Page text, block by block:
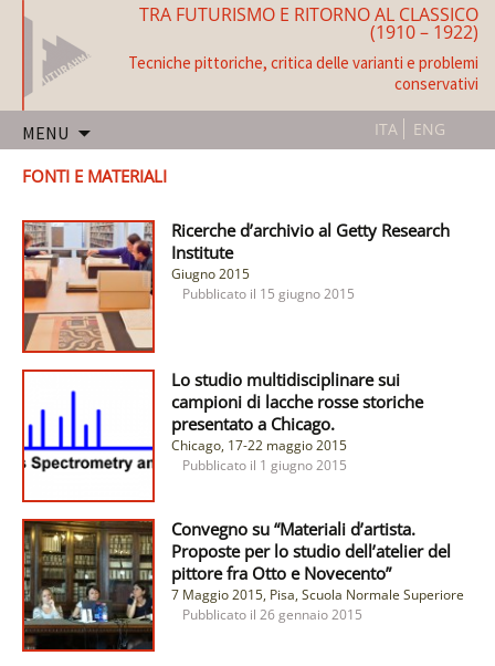
TRA FUTURISMO E RITORNO AL CLASSICO
(1910 – 1922)
Tecniche pittoriche, critica delle varianti e problemi
conservativi
ITA ENG
MENU
FONTI E MATERIALI
Ricerche d’archivio al Getty Research
Institute
Giugno 2015
Pubblicato il 15 giugno 2015
Lo studio multidisciplinare sui
campioni di lacche rosse storiche
presentato a Chicago.
Chicago, 17-22 maggio 2015
Pubblicato il 1 giugno 2015
Convegno su “Materiali d’artista.
Proposte per lo studio dell’atelier del
pittore fra Otto e Novecento”
7 Maggio 2015, Pisa, Scuola Normale Superiore
Pubblicato il 26 gennaio 2015